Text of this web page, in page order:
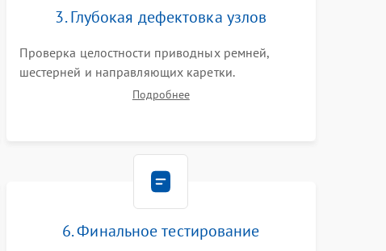
3. Глубокая дефектовка узлов
Проверка целостности приводных ремней,
шестерней и направляющих каретки.
Тестирование электромоторов,
Подробнее
6. Финальное тестирование